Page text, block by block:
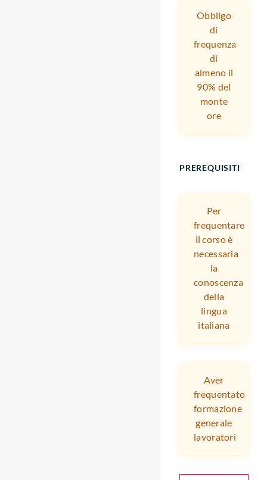
Obbligo
di
frequenza
di
almeno il
90% del
monte
ore
PREREQUISITI
Per
frequentare
il corso è
necessaria
la
conoscenza
della
lingua
italiana
Aver
frequentato
formazione
generale
lavoratori